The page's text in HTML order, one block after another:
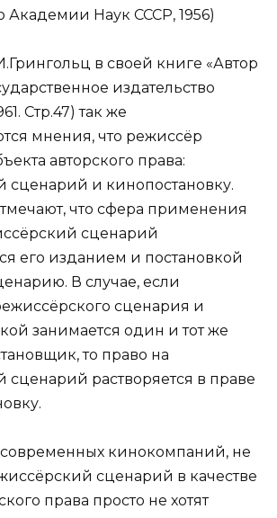
Академии Наук СССР, 1956)
в своей книге «Автор
издательство
Стр.47) так же
мнения, что режиссёр
авторского права:
сценарий и кинопостановку.
что сфера применения
сценарий
его изданием и постановкой
В случае, если
сценария и
занимается один и тот же
то право на
сценарий растворяется в праве
кинокомпаний, не
сценарий в качестве
права просто не хотят